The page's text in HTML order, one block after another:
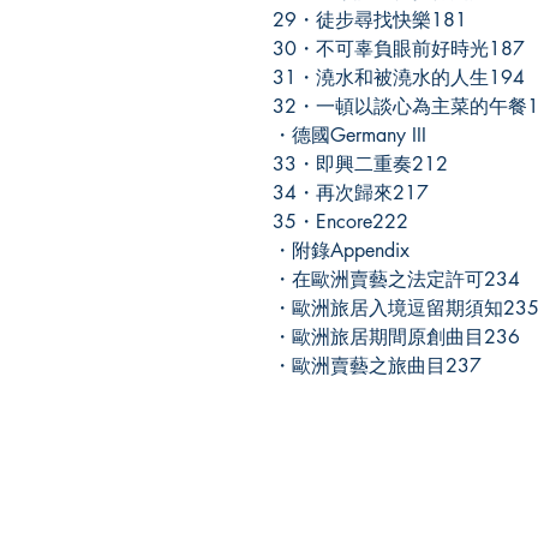
29・徒步尋找快樂181
30・不可辜負眼前好時光187
31・澆水和被澆水的人生194
32・一頓以談心為主菜的午餐
・德國Germany III
33・即興二重奏212
34・再次歸來217
35・Encore222
・附錄Appendix
・在歐洲賣藝之法定許可234
・歐洲旅居入境逗留期須知235
・歐洲旅居期間原創曲目236
・歐洲賣藝之旅曲目237